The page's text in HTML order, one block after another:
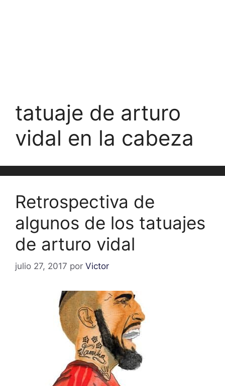
tatuaje de arturo
vidal en la cabeza
Retrospectiva de
algunos de los tatuajes
de arturo vidal
julio 27, 2017 por Victor